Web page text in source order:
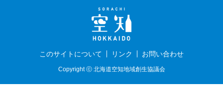
このサイトについて リンク お問い合わせ
Copyright ⓒ 北海道空知地域創生協議会